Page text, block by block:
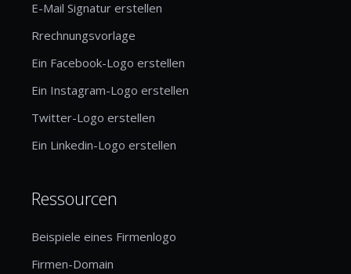
E-Mail Signatur erstellen
Rrechnungsvorlage
Ein Facebook-Logo erstellen
Ein Instagram-Logo erstellen
Twitter-Logo erstellen
Ein Linkedin-Logo erstellen
Ressourcen
Beispiele eines Firmenlogo
Firmen-Domain